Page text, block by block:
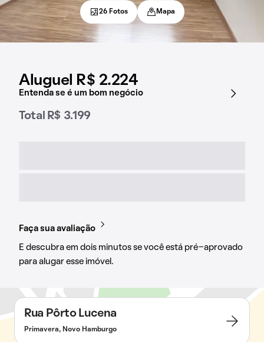
Aluguel R$ 2.224
Entenda se é um bom negócio
Total R$ 3.199
Faça sua avaliação
E descubra em dois minutos se você está pré-aprovado
para alugar esse imóvel.
26 Fotos Mapa
Rua Pôrto Lucena
Primavera, Novo Hamburgo